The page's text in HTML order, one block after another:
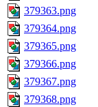
379363.png
379364.png
379365.png
379366.png
379367.png
379368.png